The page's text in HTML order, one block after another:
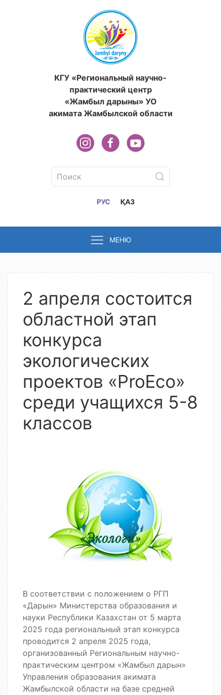
КГУ «Региональный научно-
практический центр
«Жамбыл дарыны» УО
акимата Жамбылской области
РУС ҚАЗ
МЕНЮ
2 апреля состоится
областной этап
конкурса
экологических
проектов «ProEco»
среди учащихся 5-8
классов
В соответствии с положением о РГП
«Дарын» Министерства образования и
науки Республики Казахстан от 5 марта
2025 года региональный этап конкурса
проводится 2 апреля 2025 года,
организованный Региональным научно-
практическим центром «Жамбыл дарын»
Управления образования акимата
Жамбылской области на базе средней